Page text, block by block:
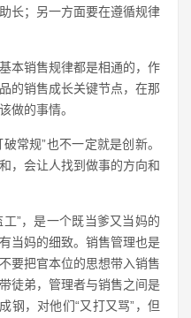
长；另一方面要在遵循规律
本销售规律都是相通的，作
的销售成长关键节点，在那
做的事情。
常规”也不一定就是创新。
，会让人找到做事的方向和
”，是一个既当爹又当妈的
当妈的细致。销售管理也是
要把官本位的思想带入销售
徒弟，管理者与销售之间是
钢，对他们“又打又骂”，但